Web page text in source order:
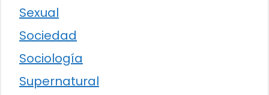
Sexual
Sociedad
Sociología
Supernatural